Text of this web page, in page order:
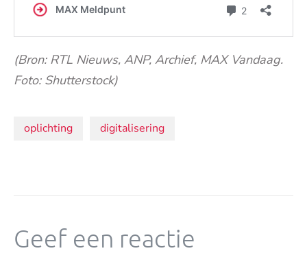
(Bron: RTL Nieuws, ANP, Archief, MAX Vandaag.
Foto: Shutterstock)
Onderwerpen:
oplichting digitalisering
Geef een reactie